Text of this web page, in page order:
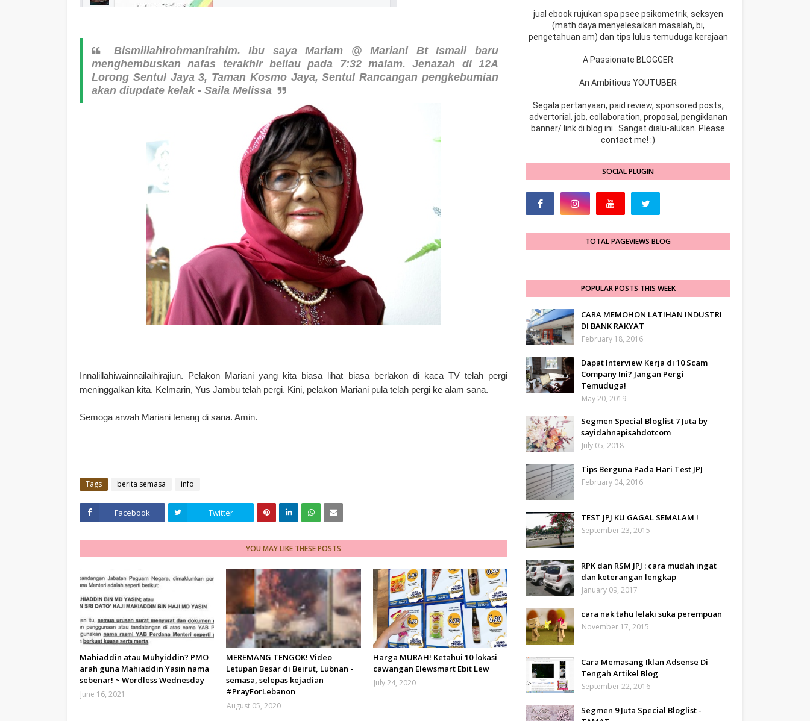
Bismillahirohmanirahim. Ibu saya Mariam @ Mariani Bt Ismail baru
menghembuskan nafas terakhir beliau pada 7:32 malam. Jenazah di 12A
Lorong Sentul Jaya 3, Taman Kosmo Jaya, Sentul Rancangan pengkebumian
akan diupdate kelak - Saila Melissa
Innalillahiwainnailaihirajiun. Pelakon Mariani yang kita biasa lihat biasa berlakon di kaca TV telah pergi
meninggalkan kita. Kelmarin, Yus Jambu telah pergi. Kini, pelakon Mariani pula telah pergi ke alam sana.
Semoga arwah Mariani tenang di sana. Amin.
Tags berita semasa info
Facebook Twitter
YOU MAY LIKE THESE POSTS
Mahiaddin atau Muhyiddin? PMO
arah guna Mahiaddin Yasin nama
sebenar! ~ Wordless Wednesday
June 16, 2021
MEREMANG TENGOK! Video
Letupan Besar di Beirut, Lubnan -
semasa, selepas kejadian
#PrayForLebanon
August 05, 2020
Harga MURAH! Ketahui 10 lokasi
cawangan Elewsmart Ebit Lew
July 24, 2020
jual ebook rujukan spa psee psikometrik, seksyen
(math daya menyelesaikan masalah, bi,
pengetahuan am) dan tips lulus temuduga kerajaan
A Passionate BLOGGER
An Ambitious YOUTUBER
Segala pertanyaan, paid review, sponsored posts,
advertorial, job, collaboration, proposal, pengiklanan
banner/ link di blog ini.. Sangat dialu-alukan. Please
contact me! :)
SOCIAL PLUGIN
TOTAL PAGEVIEWS BLOG
POPULAR POSTS THIS WEEK
CARA MEMOHON LATIHAN INDUSTRI
DI BANK RAKYAT
February 18, 2016
Dapat Interview Kerja di 10 Scam
Company Ini? Jangan Pergi
Temuduga!
May 20, 2019
Segmen Special Bloglist 7 Juta by
sayidahnapisahdotcom
July 05, 2018
Tips Berguna Pada Hari Test JPJ
February 04, 2016
TEST JPJ KU GAGAL SEMALAM !
September 23, 2015
RPK dan RSM JPJ : cara mudah ingat
dan keterangan lengkap
January 09, 2017
cara nak tahu lelaki suka perempuan
November 17, 2015
Cara Memasang Iklan Adsense Di
Tengah Artikel Blog
September 22, 2016
Segmen 9 Juta Special Bloglist -